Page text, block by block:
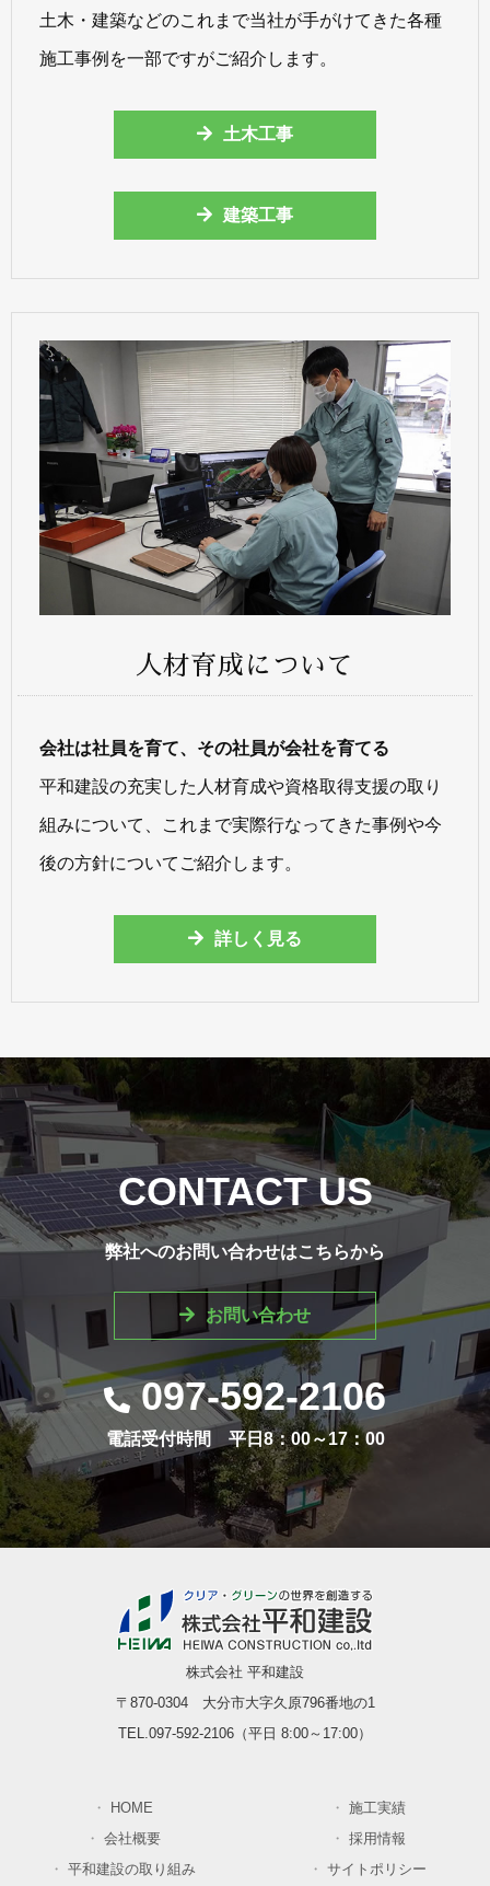
土木・建築などのこれまで当社が手がけてきた各種
施工事例を一部ですがご紹介します。
土木工事
建築工事
人材育成について
会社は社員を育て、その社員が会社を育てる
平和建設の充実した人材育成や資格取得支援の取り
組みについて、これまで実際行なってきた事例や今
後の方針についてご紹介します。
詳しく見る
CONTACT US
弊社へのお問い合わせはこちらから
お問い合わせ
097-592-2106
電話受付時間 平日8：00～17：00
株式会社 平和建設
〒870-0304 大分市大字久原796番地の1
TEL.097-592-2106（平日 8:00～17:00）
HOME
会社概要
平和建設の取り組み
施工実績
採用情報
サイトポリシー